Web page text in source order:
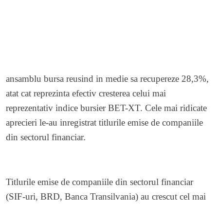
ansamblu bursa reusind in medie sa recupereze 28,3%,
atat cat reprezinta efectiv cresterea celui mai
reprezentativ indice bursier BET-XT. Cele mai ridicate
aprecieri le-au inregistrat titlurile emise de companiile
din sectorul financiar.
Titlurile emise de companiile din sectorul financiar
(SIF-uri, BRD, Banca Transilvania) au crescut cel mai